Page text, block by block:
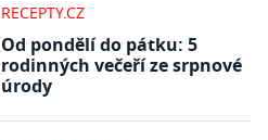
RECEPTY.CZ
Od pondělí do pátku: 5
rodinných večeří ze srpnové
úrody